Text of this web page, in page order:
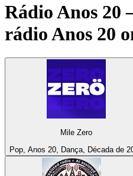
Rádio Anos 20
rádioAnos 20
Mile Zero
Pop, Anos 20, Dança, Década de